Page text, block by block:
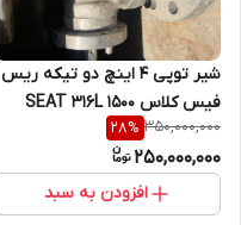
شیر توپی 4 اینچ دو تیکه ریس
فیس کلاس 1500 SEAT 316L
GR4A
350,000,000
28%
250,000,000
افزودن به سبد